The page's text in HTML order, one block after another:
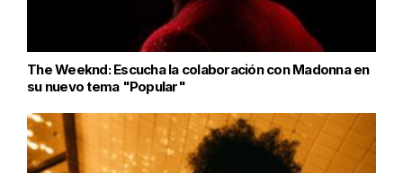
The Weeknd: Escucha la colaboración con Madonna en
su nuevo tema "Popular"